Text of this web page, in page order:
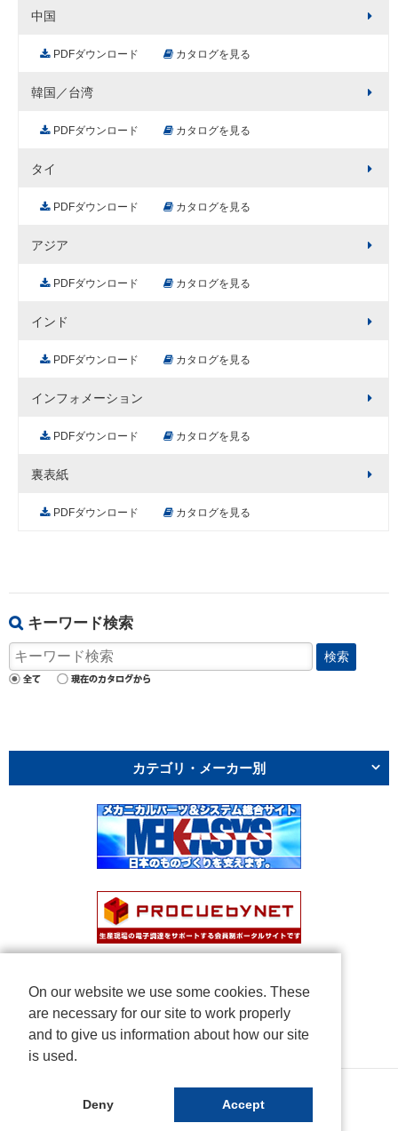
中国
PDFダウンロード カタログを見る
韓国／台湾
PDFダウンロード カタログを見る
タイ
PDFダウンロード カタログを見る
アジア
PDFダウンロード カタログを見る
インド
PDFダウンロード カタログを見る
インフォメーション
PDFダウンロード カタログを見る
裏表紙
PDFダウンロード カタログを見る
キーワード検索
検索
カテゴリ・メーカー別
On our website we use some cookies. These
are necessary for our site to work properly
and to give us information about how our site
is used.
Deny Accept